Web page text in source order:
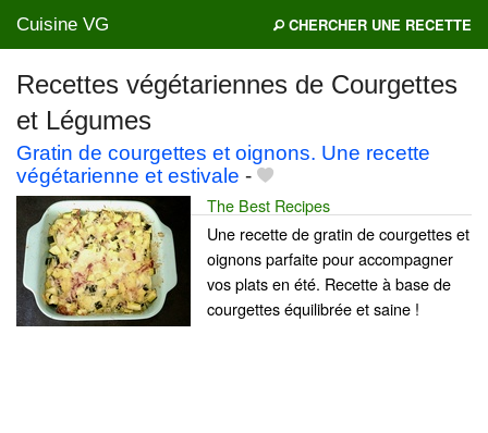
Cuisine VG CHERCHER UNE RECETTE
Mes blogs préférés
Recettes végétariennes de Courgettes
et Légumes
Gratin de courgettes et oignons. Une recette
végétarienne et estivale -
The Best Recipes
Une recette de gratin de courgettes et
oignons parfaite pour accompagner
vos plats en été. Recette à base de
courgettes équilibrée et saine !